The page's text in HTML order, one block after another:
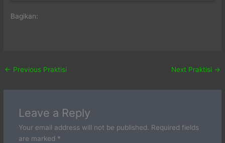
Bagikan:
← Previous Praktisi Next Praktisi →
Leave a Reply
Your email address will not be published.
Required fields
are marked *